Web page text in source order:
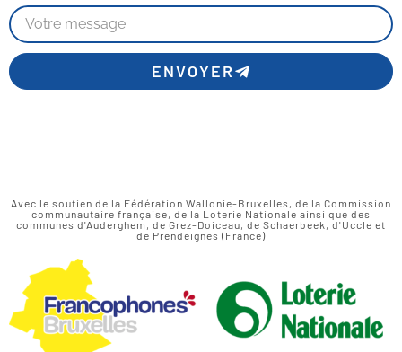
ENVOYER
Avec le soutien de la Fédération Wallonie-Bruxelles, de la Commission
communautaire française, de la Loterie Nationale ainsi que des
communes d'Auderghem, de Grez-Doiceau, de Schaerbeek, d'Uccle et
de Prendeignes (France)